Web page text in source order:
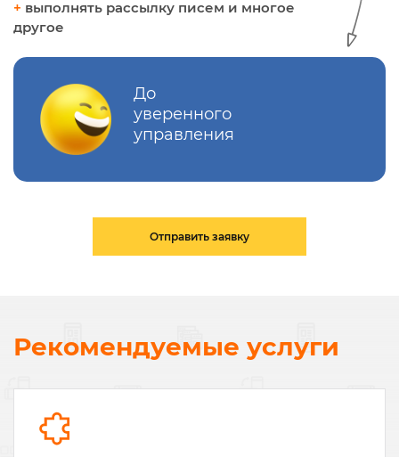
+ выполнять рассылку писем и многое
другое
До
уверенного
управления
Отправить заявку
Рекомендуемые услуги